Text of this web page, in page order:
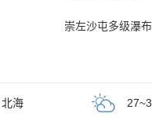
崇左沙屯多级瀑布
北海